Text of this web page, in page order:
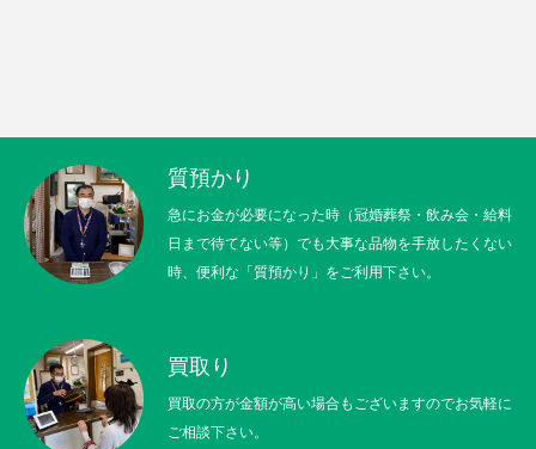
質預かり
急にお金が必要になった時（冠婚葬祭・飲み会・給料
日まで待てない等）でも大事な品物を手放したくない
時、便利な「質預かり」をご利用下さい。
買取り
買取の方が金額が高い場合もございますのでお気軽に
ご相談下さい。